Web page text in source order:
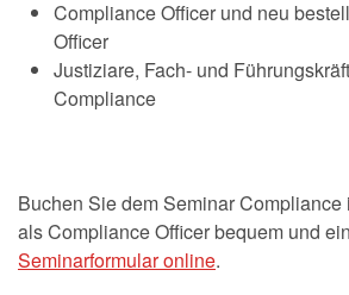
Compliance Officer und neu
Officer
Justiziare, Fach- und
Compliance
Buchen Sie dem Seminar Compliance
als Compliance Officer bequem und
Seminarformular online.